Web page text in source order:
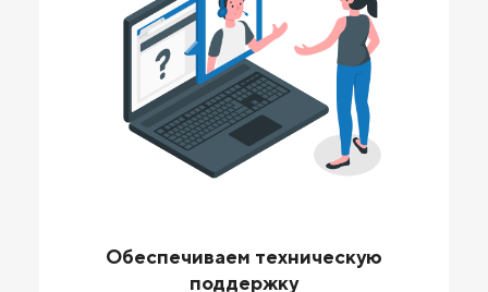
Обеспечиваем техническую
поддержку